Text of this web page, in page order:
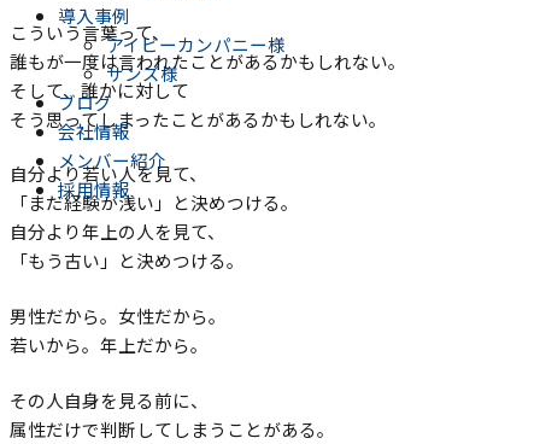
導入事例
アイビーカンパニー様
サンズ様
ブログ
会社情報
メンバー紹介
採用情報
こういう言葉って、
誰もが一度は言われたことがあるかもしれない。
そして、誰かに対して
そう思ってしまったことがあるかもしれない。
自分より若い人を見て、
「まだ経験が浅い」と決めつける。
自分より年上の人を見て、
「もう古い」と決めつける。
男性だから。女性だから。
若いから。年上だから。
その人自身を見る前に、
属性だけで判断してしまうことがある。